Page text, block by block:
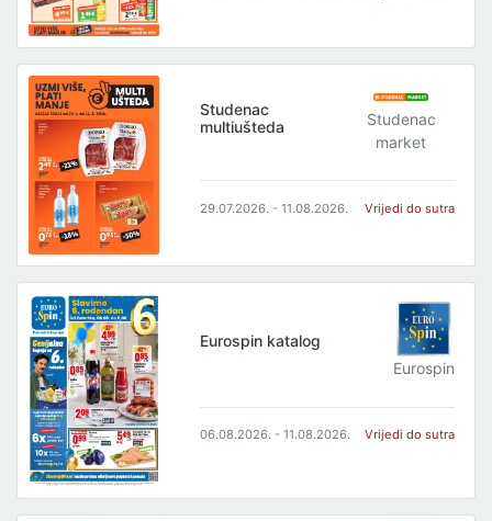
Studenac
multiušteda
Studenac
market
29.07.2026. - 11.08.2026. Vrijedi do sutra
Eurospin katalog
Eurospin
06.08.2026. - 11.08.2026. Vrijedi do sutra